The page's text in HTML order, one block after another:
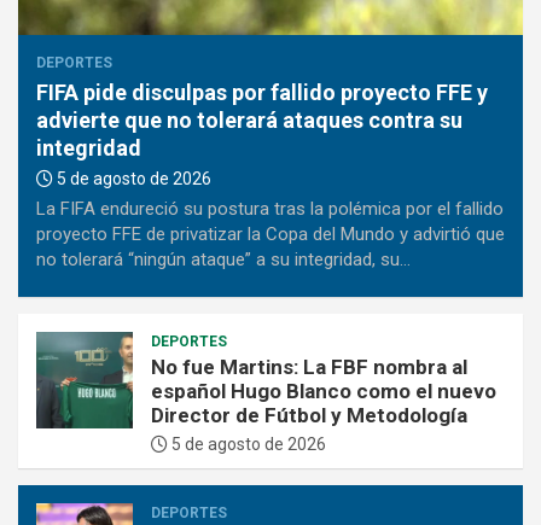
DEPORTES
FIFA pide disculpas por fallido proyecto FFE y
advierte que no tolerará ataques contra su
integridad
5 de agosto de 2026
La FIFA endureció su postura tras la polémica por el fallido
proyecto FFE de privatizar la Copa del Mundo y advirtió que
no tolerará “ningún ataque” a su integridad, su…
DEPORTES
No fue Martins: La FBF nombra al
español Hugo Blanco como el nuevo
Director de Fútbol y Metodología
5 de agosto de 2026
DEPORTES